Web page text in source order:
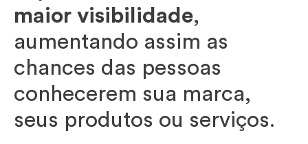
maior visibilidade,
aumentando assim as
chances das pessoas
conhecerem sua marca,
seus produtos ou serviços.